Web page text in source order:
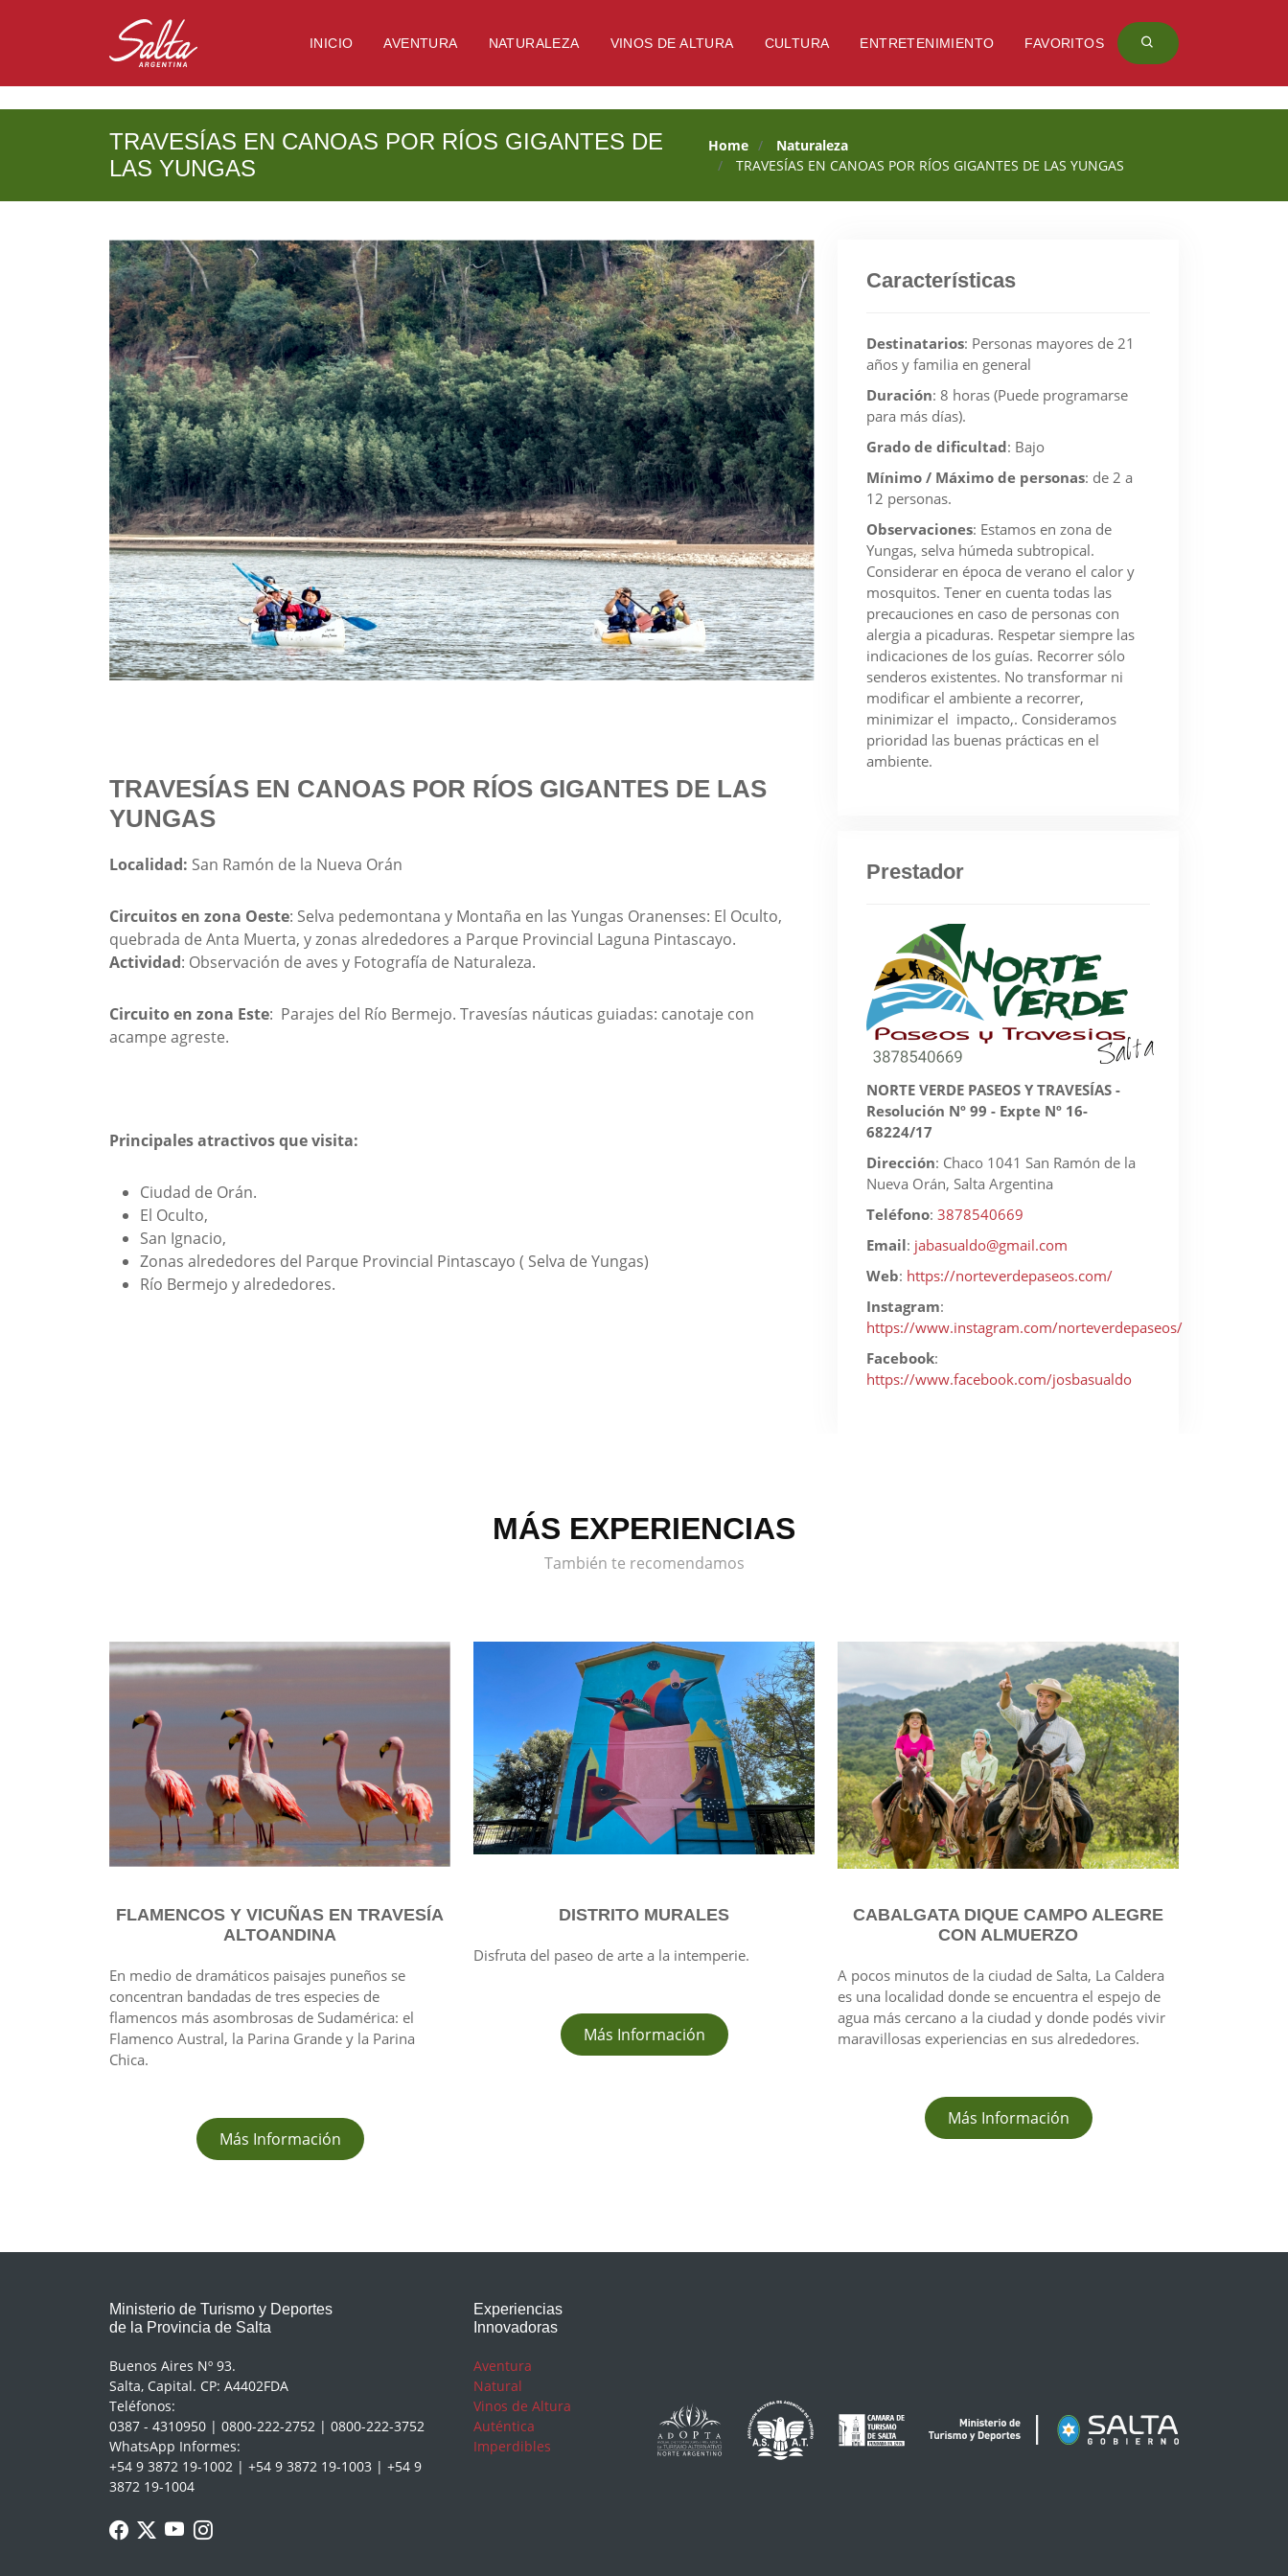
INICIO AVENTURA NATURALEZA VINOS DE ALTURA CULTURA ENTRETENIMIENTO FAVORITOS
TRAVESÍAS EN CANOAS POR RÍOS GIGANTES DE
LAS YUNGAS
Home
Naturaleza
TRAVESÍAS EN CANOAS POR RÍOS GIGANTES DE LAS YUNGAS
TRAVESÍAS EN CANOAS POR RÍOS GIGANTES DE LAS
YUNGAS
Localidad: San Ramón de la Nueva Orán
Circuitos en zona Oeste: Selva pedemontana y Montaña en las Yungas Oranenses: El Oculto,
quebrada de Anta Muerta, y zonas alrededores a Parque Provincial Laguna Pintascayo.
Actividad: Observación de aves y Fotografía de Naturaleza.
Circuito en zona Este: Parajes del Río Bermejo. Travesías náuticas guiadas: canotaje con
acampe agreste.
Principales atractivos que visita:
Ciudad de Orán.
El Oculto,
San Ignacio,
Zonas alrededores del Parque Provincial Pintascayo ( Selva de Yungas)
Río Bermejo y alrededores.
Características
Destinatarios: Personas mayores de 21
años y familia en general
Duración: 8 horas (Puede programarse
para más días).
Grado de dificultad: Bajo
Mínimo / Máximo de personas: de 2 a
12 personas.
Observaciones: Estamos en zona de
Yungas, selva húmeda subtropical.
Considerar en época de verano el calor y
mosquitos. Tener en cuenta todas las
precauciones en caso de personas con
alergia a picaduras. Respetar siempre las
indicaciones de los guías. Recorrer sólo
senderos existentes. No transformar ni
modificar el ambiente a recorrer,
minimizar el impacto,. Consideramos
prioridad las buenas prácticas en el
ambiente.
Prestador
NORTE VERDE PASEOS Y TRAVESÍAS -
Resolución Nº 99 - Expte Nº 16-
68224/17
Dirección: Chaco 1041 San Ramón de la
Nueva Orán, Salta Argentina
Teléfono: 3878540669
Email: jabasualdo@gmail.com
Web: https://norteverdepaseos.com/
Instagram:
https://www.instagram.com/norteverdepaseos/
Facebook:
https://www.facebook.com/josbasualdo
MÁS EXPERIENCIAS
También te recomendamos
FLAMENCOS Y VICUÑAS EN TRAVESÍA
ALTOANDINA
En medio de dramáticos paisajes puneños se
concentran bandadas de tres especies de
flamencos más asombrosas de Sudamérica: el
Flamenco Austral, la Parina Grande y la Parina
Chica.
Más Información
DISTRITO MURALES
Disfruta del paseo de arte a la intemperie.
Más Información
CABALGATA DIQUE CAMPO ALEGRE
CON ALMUERZO
A pocos minutos de la ciudad de Salta, La Caldera
es una localidad donde se encuentra el espejo de
agua más cercano a la ciudad y donde podés vivir
maravillosas experiencias en sus alrededores.
Más Información
Ministerio de Turismo y Deportes
de la Provincia de Salta
Buenos Aires Nº 93.
Salta, Capital. CP: A4402FDA
Teléfonos:
0387 - 4310950 | 0800-222-2752 | 0800-222-3752
WhatsApp Informes:
+54 9 3872 19-1002 | +54 9 3872 19-1003 | +54 9
3872 19-1004
Experiencias
Innovadoras
Aventura
Natural
Vinos de Altura
Auténtica
Imperdibles